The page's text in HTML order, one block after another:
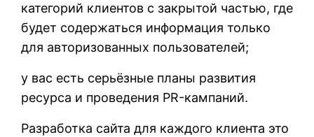
категорий клиентов с закрытой частью, где
будет содержаться информация только
для авторизованных пользователей;
у вас есть серьёзные планы развития
ресурса и проведения PR-кампаний.
Разработка сайта для каждого клиента это